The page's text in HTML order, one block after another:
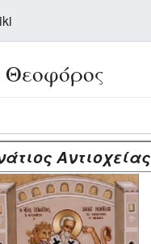
Θεοφόρος
Αντιοχείας